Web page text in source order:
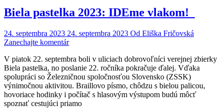
Biela pastelka 2023: IDEme vlakom!
24. septembra 2023 24. septembra 2023 Od Eliška Fričovská
Zanechajte komentáron
pastelka
2023:
IDEme
vlakom!
V piatok 22. septembra boli v uliciach dobrovoľníci verejnej zbierky
Biela pastelka, no poslanie 22. ročníka pokračuje ďalej. Vďaka
spolupráci so Železničnou spoločnosťou Slovensko (ZSSK)
výnimočnou aktivitou. Braillovo písmo, chôdzu s bielou palicou,
hovoriace hodinky i počítač s hlasovým výstupom budú môcť
spoznať cestujúci priamo